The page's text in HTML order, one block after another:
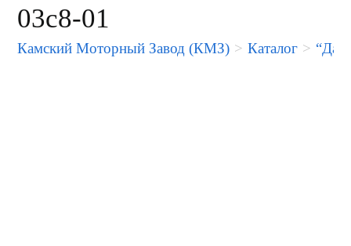
03c8-01
Камский Моторный Завод (КМЗ) > Каталог >